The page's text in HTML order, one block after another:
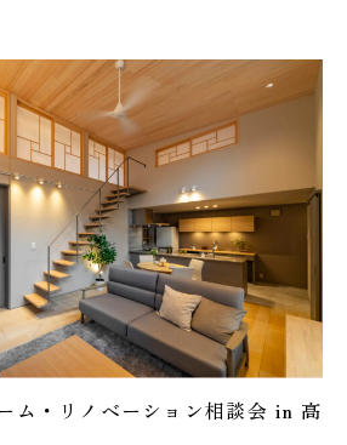
ム・リノベーション相談会 in 高